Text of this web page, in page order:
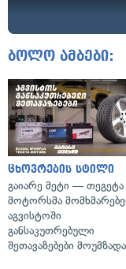
ბოლო ამბები:
ცხოვრების სტილი
გაიარე მეტი — თეგეტა
მოტორსმა
აგვისტოში
განსაკუთრებული
შეთავაზებები მოუმზადა